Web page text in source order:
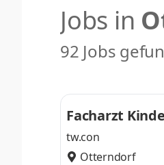
Jobs in
92 Jobs
Facharzt
tw.con
Otterndorf